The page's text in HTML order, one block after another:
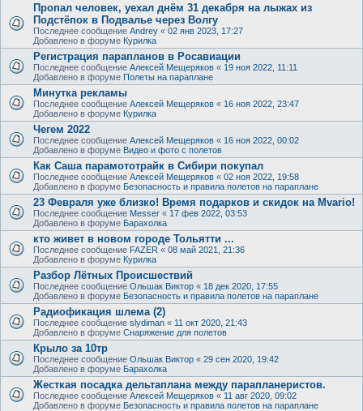
Пропал человек, уехал днём 31 декабря на лыжах из
Подстёпок в Подвалье через Волгу
Последнее сообщение Andrey « 02 янв 2023, 17:27
Добавлено в форуме Курилка
Регистрация парапланов в Росавиации
Последнее сообщение Алексей Мещеряков « 19 ноя 2022, 11:11
Добавлено в форуме Полеты на параплане
Минутка рекламы
Последнее сообщение Алексей Мещеряков « 16 ноя 2022, 23:47
Добавлено в форуме Курилка
Чегем 2022
Последнее сообщение Алексей Мещеряков « 16 ноя 2022, 00:02
Добавлено в форуме Видео и фото с полетов
Как Саша парамототрайк в Сибири покупал
Последнее сообщение Алексей Мещеряков « 02 ноя 2022, 19:58
Добавлено в форуме Безопасность и правила полетов на параплане
23 Февраля уже близко! Время подарков и скидок на Mvario!
Последнее сообщение Messer « 17 фев 2022, 03:53
Добавлено в форуме Барахолка
кто живет в новом городе Тольятти ...
Последнее сообщение FAZER « 08 май 2021, 21:36
Добавлено в форуме Курилка
Разбор Лётных Происшествий
Последнее сообщение Ольшак Виктор « 18 дек 2020, 17:55
Добавлено в форуме Безопасность и правила полетов на параплане
Радиофикация шлема (2)
Последнее сообщение slydiman « 11 окт 2020, 21:43
Добавлено в форуме Снаряжение для полетов
Крыло за 10тр
Последнее сообщение Ольшак Виктор « 29 сен 2020, 19:42
Добавлено в форуме Барахолка
Жесткая посадка дельтаплана между парапланеристов.
Последнее сообщение Алексей Мещеряков « 11 авг 2020, 09:02
Добавлено в форуме Безопасность и правила полетов на параплане